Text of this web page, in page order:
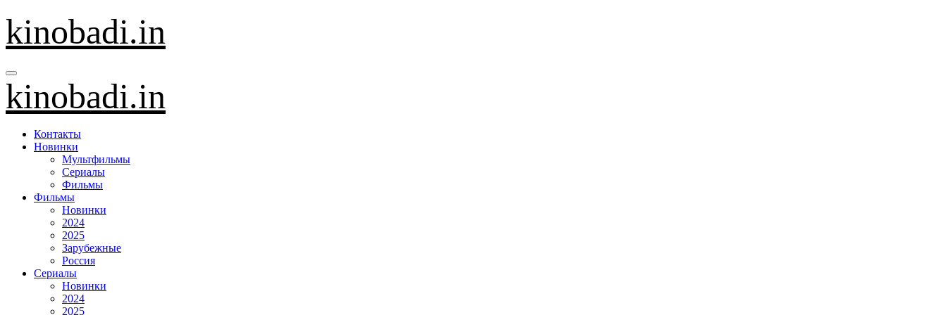
Перейти
содержанию
kinobadi.in
kinobadi.in
Контакты
Новинки
Мультфильмы
Сериалы
Фильмы
Фильмы
Новинки
2024
2025
Зарубежные
Россия
Сериалы
Новинки
2024
2025